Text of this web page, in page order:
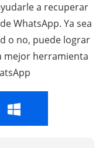
a recuperar
WhatsApp. Ya sea
o no, puede lograr
mejor herramienta